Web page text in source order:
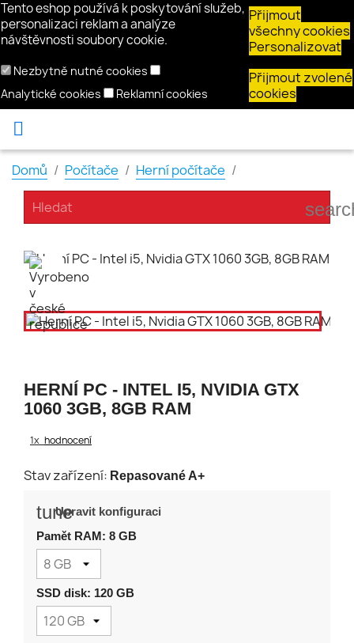
Tento eshop používá k poskytování služeb,
personalizaci reklam a analýze
návštěvnosti soubory cookie.
Přijmout
všechny cookies
Personalizovat
Nezbytně nutné cookies
Analytické cookies
Reklamní cookies
Přijmout zvolené
cookies

Domů Počítače Herní počítače
HERNÍ PC - INTEL I5, NVIDIA GTX
1060 3GB, 8GB RAM
1x hodnocení
Stav zařízení: Repasované A+
tuneUpravit konfiguraci
Pamět RAM: 8 GB
SSD disk: 120 GB